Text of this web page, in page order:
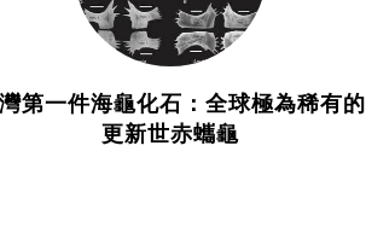
第一件海龜化石：全球極為稀有的
更新世赤蠵龜